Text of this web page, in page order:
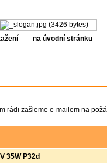
na úvodní stránku
rádi zašleme e-mailem na
35W P32d